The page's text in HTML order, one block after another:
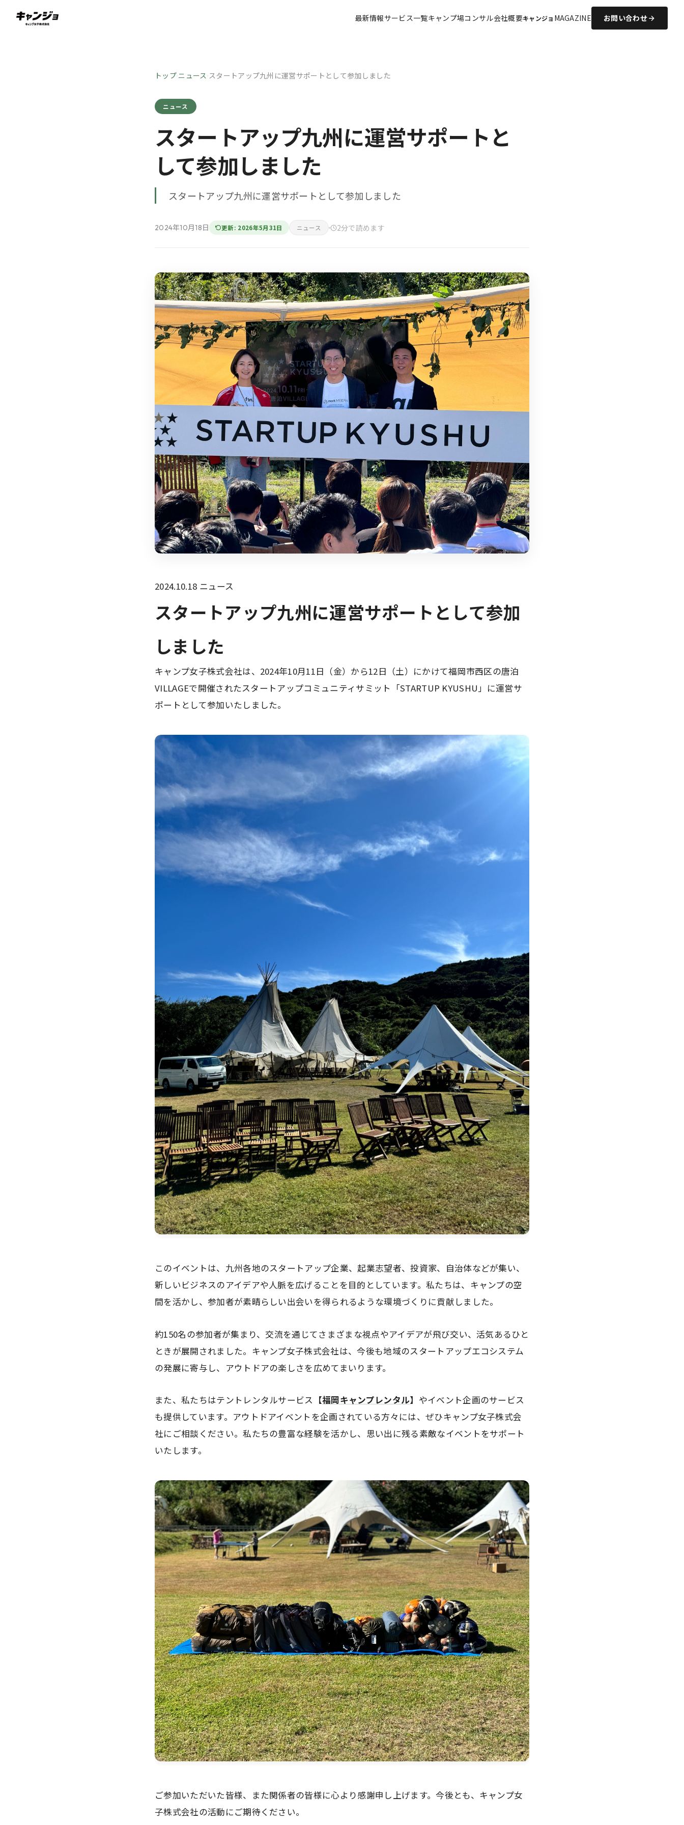
最新情報サービス一覧キャンプ場コンサル会社概要キャンジョ MAGAZINE お問い合わせ
トップ›ニュース ›スタートアップ九州に運営サポートとして参加しました
ニュース
スタートアップ九州に運営サポートと
して参加しました
スタートアップ九州に運営サポートとして参加しました
2024年10月18日 更新: 2026年5月31日 ニュース 2分で読めます
2024.10.18 ニュース
スタートアップ九州に運営サポートとして参加
しました
キャンプ女子株式会社は、2024年10月11日（金）から12日（土）にかけて福岡市西区の唐泊
VILLAGEで開催されたスタートアップコミュニティサミット「STARTUP KYUSHU」に運営サ
ポートとして参加いたしました。
このイベントは、九州各地のスタートアップ企業、起業志望者、投資家、自治体などが集い、
新しいビジネスのアイデアや人脈を広げることを目的としています。私たちは、キャンプの空
間を活かし、参加者が素晴らしい出会いを得られるような環境づくりに貢献しました。
約150名の参加者が集まり、交流を通じてさまざまな視点やアイデアが飛び交い、活気あるひと
ときが展開されました。キャンプ女子株式会社は、今後も地域のスタートアップエコシステム
の発展に寄与し、アウトドアの楽しさを広めてまいります。
また、私たちはテントレンタルサービス【福岡キャンプレンタル】やイベント企画のサービス
も提供しています。アウトドアイベントを企画されている方々には、ぜひキャンプ女子株式会
社にご相談ください。私たちの豊富な経験を活かし、思い出に残る素敵なイベントをサポート
いたします。
ご参加いただいた皆様、また関係者の皆様に心より感謝申し上げます。今後とも、キャンプ女
子株式会社の活動にご期待ください。